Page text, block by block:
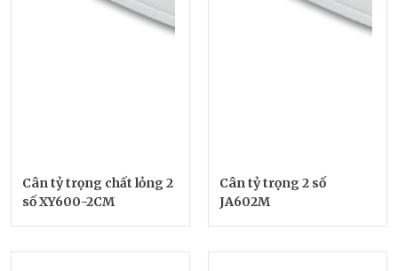
Cân tỷ trọng chất lỏng 2
số XY600-2CM
Cân tỷ trọng 2 số
JA602M